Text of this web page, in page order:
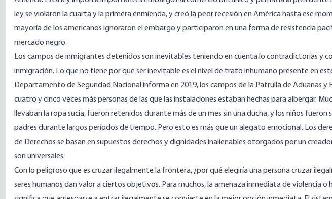
ley se violaron la cuarta y la primera enmienda, y creó lapeor recesiónen América hasta ese
mayoría de los americanos ignoraron el embargo y participaron en una forma de resistencia
mercado negro.
Los campos de inmigrantes detenidos son inevitables teniendo en cuenta lo contradictorias y
inmigración. Lo que no tiene por qué ser inevitable es el nivel de trato inhumano presente en
Departamento de Seguridad Nacional informaen 2019, los campos de la Patrulla de Aduanas
cuatro y cinco veces más personas de las que las instalaciones estaban hechas para albergar.
llevaban la ropa sucia, fueron retenidos durante más de un mes sin una ducha, y los niños
padres durante largos períodos de tiempo. Pero esto es más que un alegato emocional. Los
de Derechos se basan en supuestos derechos y dignidades inalienables otorgados por un
son universales.
Con lo peligroso que es cruzar ilegalmente la frontera, ¿por qué elegiría una persona cruzar
seres humanos dan valor a ciertos objetivos. Para muchos, la amenaza inmediata de violencia o